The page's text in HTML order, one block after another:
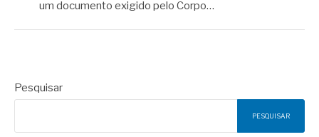
um documento exigido pelo Corpo…
Pesquisar
PESQUISAR